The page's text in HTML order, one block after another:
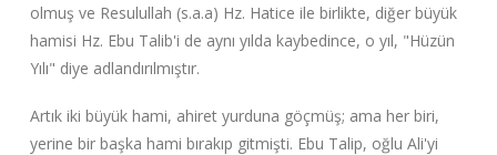
olmuş ve Resulullah (s.a.a) Hz. Hatice ile birlikte, diğer büyük
hamisi Hz. Ebu Talib'i de aynı yılda kaybedince, o yıl, "Hüzün
Yılı" diye adlandırılmıştır.
Artık iki büyük hami, ahiret yurduna göçmüş; ama her biri,
yerine bir başka hami bırakıp gitmişti. Ebu Talip, oğlu Ali'yi